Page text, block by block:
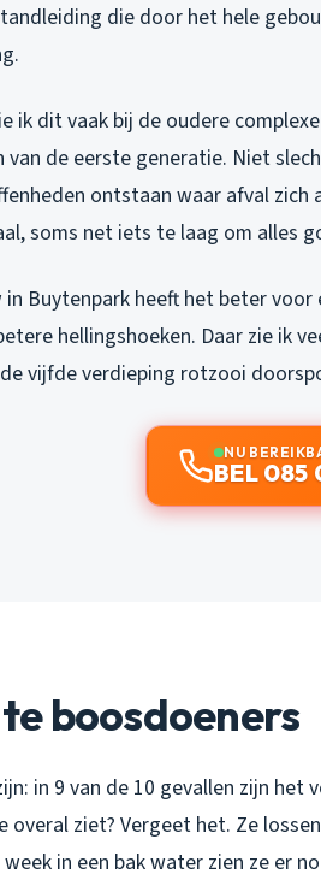
die door het hele
ik dit vaak bij de oudere
de eerste generatie. Niet
ontstaan waar afval
soms net iets te laag om alles
in Buytenpark heeft het beter
hellingshoeken. Daar zie ik
vijfde verdieping rotzooi
NU
BEL 085
boosdoeners
in 9 van de 10 gevallen zijn het
overal ziet? Vergeet het. Ze
in een bak water zien ze er